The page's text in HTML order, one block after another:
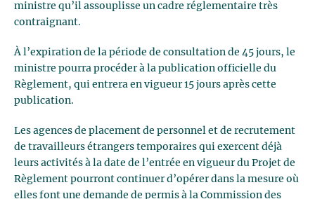
ministre qu’il assouplisse un cadre réglementaire très
contraignant.
À l’expiration de la période de consultation de 45 jours, le
ministre pourra procéder à la publication officielle du
Règlement, qui entrera en vigueur 15 jours après cette
publication.
Les agences de placement de personnel et de recrutement
de travailleurs étrangers temporaires qui exercent déjà
leurs activités à la date de l’entrée en vigueur du Projet de
Règlement pourront continuer d’opérer dans la mesure où
elles font une demande de permis à la Commission des